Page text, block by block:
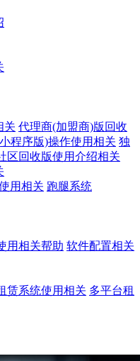
关 代理商(加盟商)版回收
程序版)操作使用相关 独
区回收版使用介绍相关
用相关 跑腿系统
用相关帮助 软件配置相关
赁系统使用相关 多平台租